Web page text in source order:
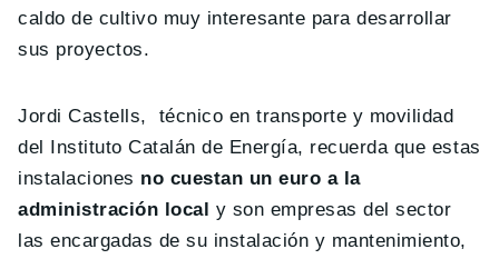
caldo de cultivo muy interesante para desarrollar
sus proyectos.
Jordi Castells, técnico en transporte y movilidad
del Instituto Catalán de Energía, recuerda que estas
instalaciones no cuestan un euro a la
administración local y son empresas del sector
las encargadas de su instalación y mantenimiento,